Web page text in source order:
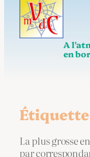
A
en
La plus grosse
par